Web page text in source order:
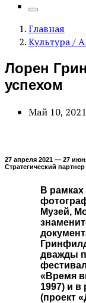
Главная
Культура /
Лорен
успехом
Май 10, 2021
27 апреля 2021 — 27
Стратегический
В
Музей,
дважды
«Время
1997) и в
(проект